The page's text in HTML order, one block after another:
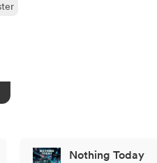
Nothing Today